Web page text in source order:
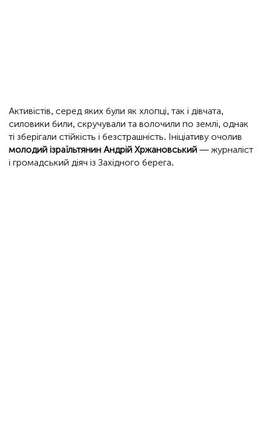
Активістів, серед яких були як хлопці, так і дівчата,
силовики били, скручували та волочили по землі, однак
ті зберігали стійкість і безстрашність. Ініціативу очолив
молодий ізраїльтянин Андрій Хржановський — журналіст
і громадський діяч із Західного берега.